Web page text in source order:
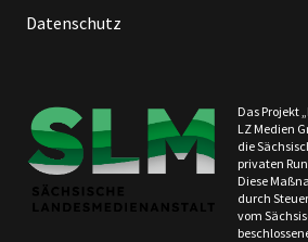
Datenschutz
Das Projekt
LZ Medien
die
privaten
Diese
durch
vom